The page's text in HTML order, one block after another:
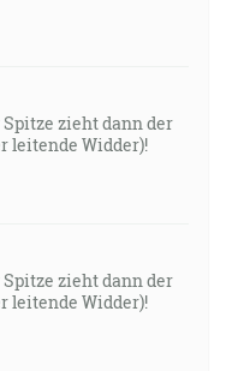
zieht dann der
leitende Widder)!
zieht dann der
leitende Widder)!